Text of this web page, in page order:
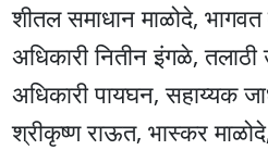
शीतल समाधान माळोदे, भागवत
अधिकारी नितीन इंगळे,
अधिकारी पायघन, सहाय्यक
श्रीकृष्ण राऊत, भास्कर